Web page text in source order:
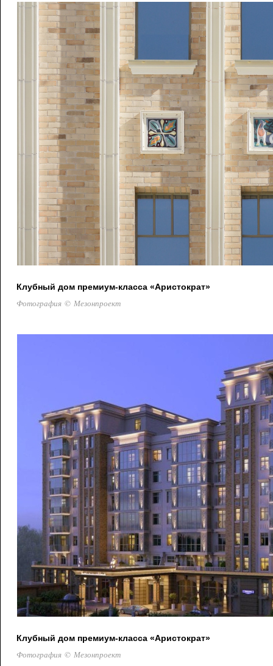
Клубный дом премиум-класса «Аристократ»
Фотография © Мезонпроект
Клубный дом премиум-класса «Аристократ»
Фотография © Мезонпроект